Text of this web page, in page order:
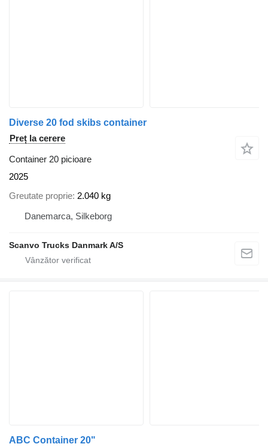
Diverse 20 fod skibs container
Preț la cerere
Container 20 picioare
2025
Greutate proprie 2.040 kg
Danemarca, Silkeborg
Scanvo Trucks Danmark A/S
ABC Container 20"